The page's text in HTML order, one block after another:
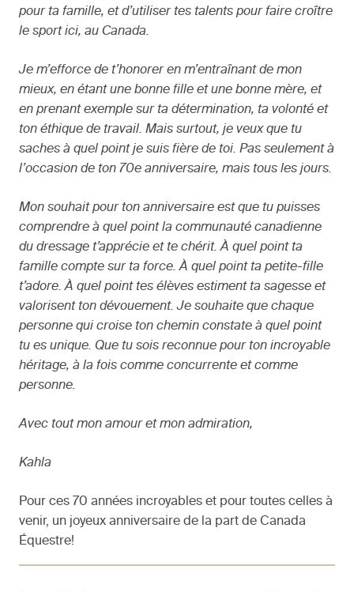
pour ta famille, et d’utiliser tes talents pour faire croître
le sport ici, au Canada.
Je m’efforce de t’honorer en m’entraînant de mon
mieux, en étant une bonne fille et une bonne mère, et
en prenant exemple sur ta détermination, ta volonté et
ton éthique de travail. Mais surtout, je veux que tu
saches à quel point je suis fière de toi. Pas seulement à
l’occasion de ton 70e anniversaire, mais tous les jours.
Mon souhait pour ton anniversaire est que tu puisses
comprendre à quel point la communauté canadienne
du dressage t’apprécie et te chérit. À quel point ta
famille compte sur ta force. À quel point ta petite-fille
t’adore. À quel point tes élèves estiment ta sagesse et
valorisent ton dévouement. Je souhaite que chaque
personne qui croise ton chemin constate à quel point
tu es unique. Que tu sois reconnue pour ton incroyable
héritage, à la fois comme concurrente et comme
personne.
Avec tout mon amour et mon admiration,
Kahla
Pour ces 70 années incroyables et pour toutes celles à
venir, un joyeux anniversaire de la part de Canada
Équestre!